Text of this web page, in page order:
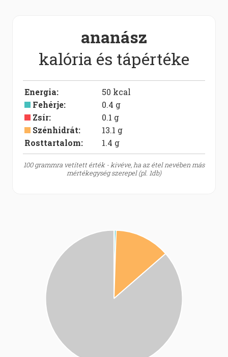
ananász
kalória és tápértéke
Energia: 50 kcal
Fehérje: 0.4 g
Zsír: 0.1 g
Szénhidrát: 13.1 g
Rosttartalom:
1.4 g
100 grammra vetített érték - kivéve, ha az étel nevében más
mértékegység szerepel (pl. 1db)